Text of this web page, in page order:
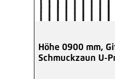
Höhe 0900 mm,
Schmuckzaun U-